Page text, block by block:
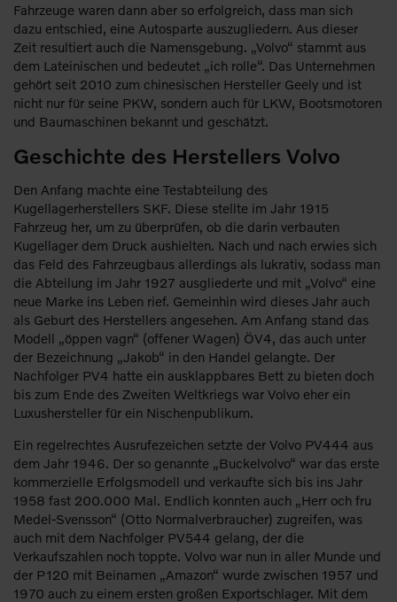
Fahrzeuge waren dann aber so erfolgreich, dass man sich
dazu entschied, eine Autosparte auszugliedern. Aus dieser
Zeit resultiert auch die Namensgebung. „Volvo“ stammt aus
dem Lateinischen und bedeutet „ich rolle“. Das Unternehmen
gehört seit 2010 zum chinesischen Hersteller Geely und ist
nicht nur für seine PKW, sondern auch für LKW, Bootsmotoren
und Baumaschinen bekannt und geschätzt.
Geschichte des Herstellers Volvo
Den Anfang machte eine Testabteilung des
Kugellagerherstellers SKF. Diese stellte im Jahr 1915
Fahrzeug her, um zu überprüfen, ob die darin verbauten
Kugellager dem Druck aushielten. Nach und nach erwies sich
das Feld des Fahrzeugbaus allerdings als lukrativ, sodass man
die Abteilung im Jahr 1927 ausgliederte und mit „Volvo“ eine
neue Marke ins Leben rief. Gemeinhin wird dieses Jahr auch
als Geburt des Herstellers angesehen. Am Anfang stand das
Modell „öppen vagn“ (offener Wagen) ÖV4, das auch unter
der Bezeichnung „Jakob“ in den Handel gelangte. Der
Nachfolger PV4 hatte ein ausklappbares Bett zu bieten doch
bis zum Ende des Zweiten Weltkriegs war Volvo eher ein
Luxushersteller für ein Nischenpublikum.
Ein regelrechtes Ausrufezeichen setzte der Volvo PV444 aus
dem Jahr 1946. Der so genannte „Buckelvolvo“ war das erste
kommerzielle Erfolgsmodell und verkaufte sich bis ins Jahr
1958 fast 200.000 Mal. Endlich konnten auch „Herr och fru
Medel-Svensson“ (Otto Normalverbraucher) zugreifen, was
auch mit dem Nachfolger PV544 gelang, der die
Verkaufszahlen noch toppte. Volvo war nun in aller Munde und
der P120 mit Beinamen „Amazon“ wurde zwischen 1957 und
1970 auch zu einem ersten großen Exportschlager. Mit dem